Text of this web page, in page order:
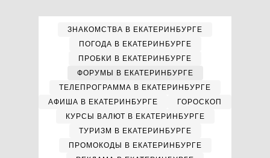
ЗНАКОМСТВА В ЕКАТЕРИНБУРГЕ
ПОГОДА В ЕКАТЕРИНБУРГЕ
ПРОБКИ В ЕКАТЕРИНБУРГЕ
ФОРУМЫ В ЕКАТЕРИНБУРГЕ
ТЕЛЕПРОГРАММА В ЕКАТЕРИНБУРГЕ
АФИША В ЕКАТЕРИНБУРГЕ
ГОРОСКОП
КУРСЫ ВАЛЮТ В ЕКАТЕРИНБУРГЕ
ТУРИЗМ В ЕКАТЕРИНБУРГЕ
ПРОМОКОДЫ В ЕКАТЕРИНБУРГЕ